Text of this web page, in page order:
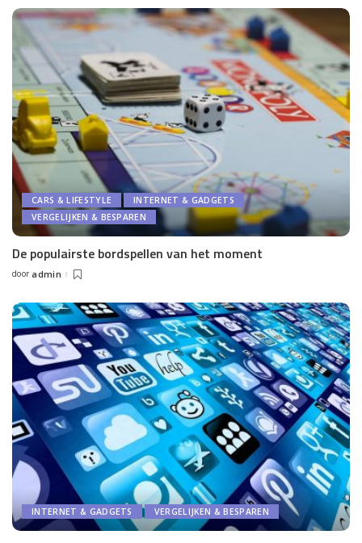
CARS & LIFESTYLE
INTERNET & GADGETS
VERGELIJKEN & BESPAREN
De populairste bordspellen van het moment
Posted
door admin
INTERNET & GADGETS VERGELIJKEN & BESPAREN